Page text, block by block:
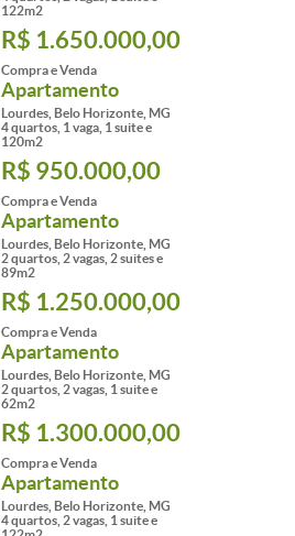
122m2
R$ 1.650.000,00
Compra e Venda
Apartamento
Lourdes, Belo Horizonte, MG
4 quartos, 1 vaga, 1 suite e
120m2
R$ 950.000,00
Compra e Venda
Apartamento
Lourdes, Belo Horizonte, MG
2 quartos, 2 vagas, 2 suites e
89m2
R$ 1.250.000,00
Compra e Venda
Apartamento
Lourdes, Belo Horizonte, MG
2 quartos, 2 vagas, 1 suite e
62m2
R$ 1.300.000,00
Compra e Venda
Apartamento
Lourdes, Belo Horizonte, MG
4 quartos, 2 vagas, 1 suite e